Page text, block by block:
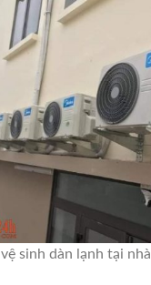
vệ sinh dàn lạnh tại nhà